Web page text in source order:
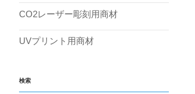
CO2レーザー彫刻用商材
UVプリント用商材
検索